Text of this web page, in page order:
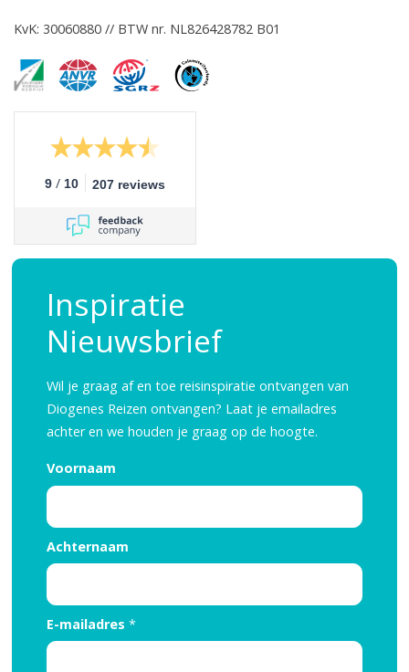
KvK: 30060880 // BTW nr. NL826428782 B01
9 / 10 207 reviews
Inspiratie
Nieuwsbrief
Wil je graag af en toe reisinspiratie ontvangen van
Diogenes Reizen ontvangen? Laat je emailadres
achter en we houden je graag op de hoogte.
Voornaam
Achternaam
E-mailadres *